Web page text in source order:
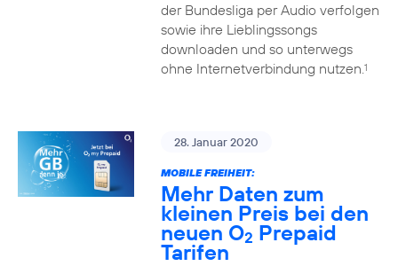
der Bundesliga per Audio verfolgen
sowie ihre Lieblingssongs
downloaden und so unterwegs
ohne Internetverbindung nutzen.1
28. Januar 2020
MOBILE FREIHEIT:
Mehr Daten zum
kleinen Preis bei den
neuen O2 Prepaid
Tarifen